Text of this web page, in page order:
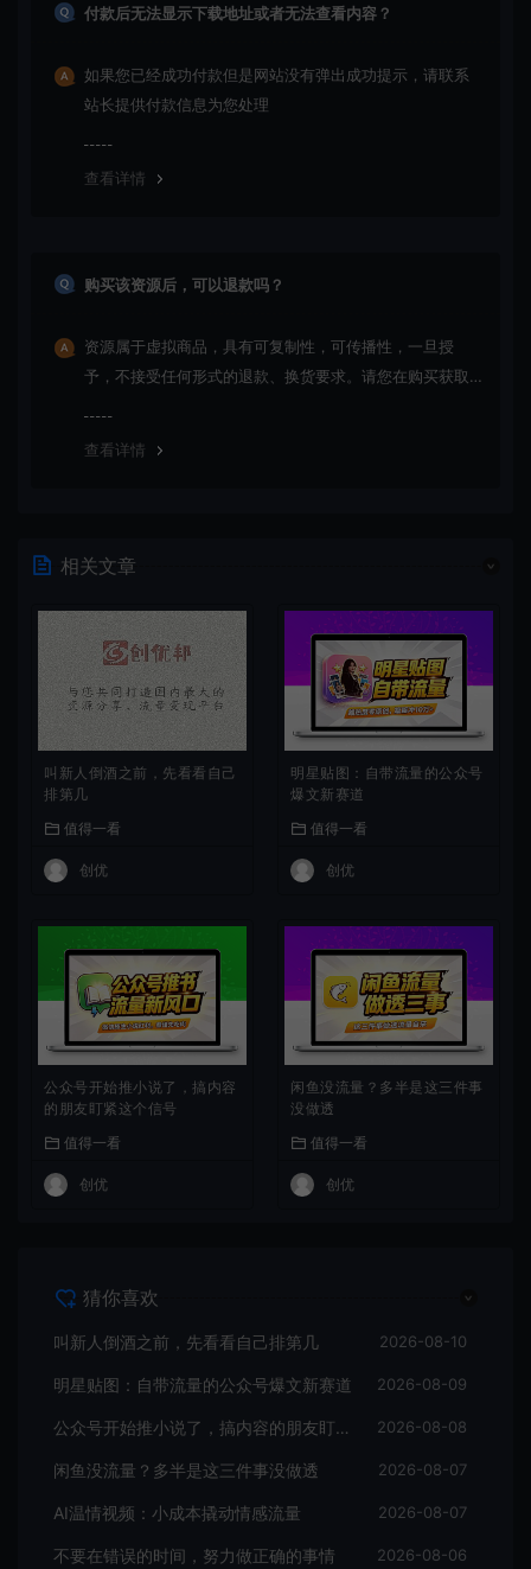
付款后无法显示下载地址或者无法查看内容？
如果您已经成功付款但是网站没有弹出成功提示，请联系
站长提供付款信息为您处理
查看详情
购买该资源后，可以退款吗？
资源属于虚拟商品，具有可复制性，可传播性，一旦授
予，不接受任何形式的退款、换货要求。请您在购买获取
查看详情
相关文章
叫新人倒酒之前，先看看自己
排第几
值得一看
创优
明星贴图：自带流量的公众号
爆文新赛道
值得一看
创优
公众号开始推小说了，搞内容
的朋友盯紧这个信号
值得一看
创优
闲鱼没流量？多半是这三件事
没做透
值得一看
创优
猜你喜欢
叫新人倒酒之前，先看看自己排第几 2026-08-10
明星贴图：自带流量的公众号爆文新赛道 2026-08-09
公众号开始推小说了，搞内容的朋友盯紧这个信号 2026-08-08
闲鱼没流量？多半是这三件事没做透 2026-08-07
AI温情视频：小成本撬动情感流量 2026-08-07
不要在错误的时间，努力做正确的事情 2026-08-06